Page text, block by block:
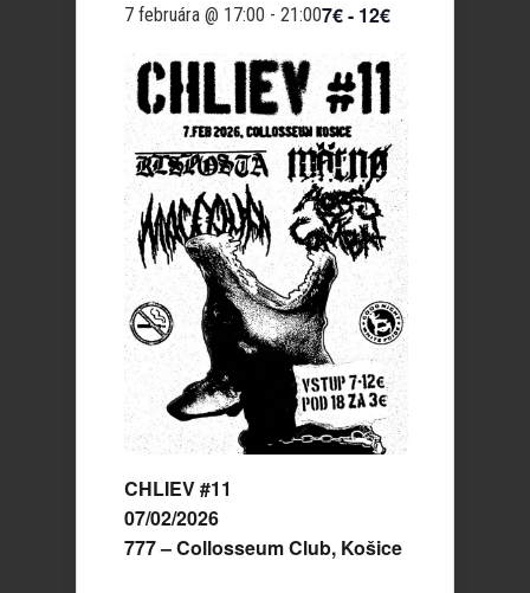
7 februára @ 17:00 - 21:007€ - 12€
CHLIEV #11
07/02/2026
777 – Collosseum Club, Košice